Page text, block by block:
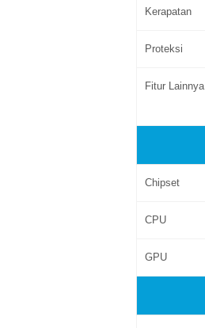
Kerapatan
Proteksi
Fitur Lainnya
Chipset
CPU
GPU